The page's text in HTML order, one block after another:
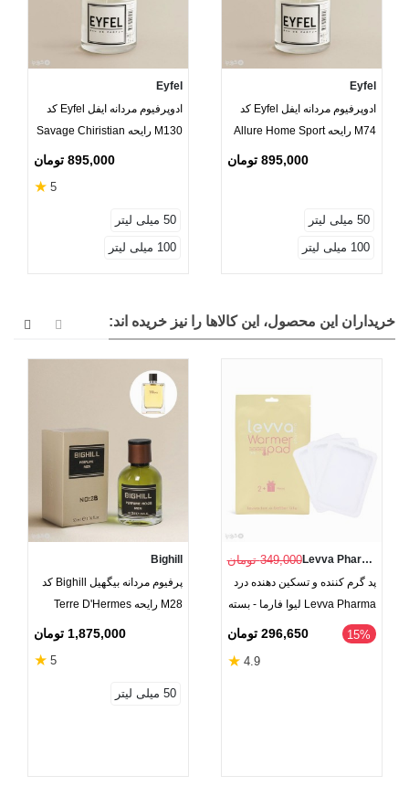
Eyfel
ادوپرفیوم مردانه ایفل Eyfel کد
M74 رایحه Allure Home Sport
895,000 تومان
50 میلی لیتر
100 میلی لیتر
Eyfel
ادوپرفیوم مردانه ایفل Eyfel کد
M130 رایحه Savage Chiristian
895,000 تومان
5
★
50 میلی لیتر
100 میلی لیتر
خریداران این محصول، این کالاها را نیز خریده اند:
Levva Pharma 349,000 تومان
پد گرم کننده و تسکین دهنده درد
Levva Pharma لیوا فارما - بسته
2 عددی به همراه 1 عدد رایگان
‎15% 296,650 تومان
4.9
★
Bighill
پرفیوم مردانه بیگهیل Bighill کد
M28 رایحه Terre D'Hermes
1,875,000 تومان
5
★
50 میلی لیتر